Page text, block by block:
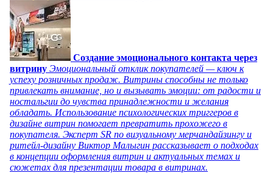
Создание эмоционального контакта через
витрину Эмоциональный отклик покупателей — ключ к
успеху розничных продаж. Витрины способны не только
привлекать внимание, но и вызывать эмоции: от радости и
ностальгии до чувства принадлежности и желания
обладать. Использование психологических триггеров в
дизайне витрин помогает превратить прохожего в
покупателя. Эксперт SR по визуальному мерчандайзингу и
ритейл-дизайну Виктор Малыгин рассказывает о подходах
в концепции оформления витрин и актуальных темах и
сюжетах для презентации товара в витринах.